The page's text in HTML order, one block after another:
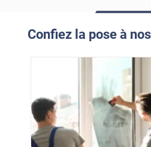
Confiez la pose à